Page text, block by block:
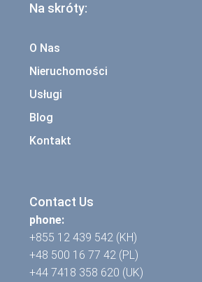
Na skróty:
O Nas
Nieruchomości
Usługi
Blog
Kontakt
Contact Us
phone:
+855 12 439 542 (KH)
+48 500 16 77 42 (PL)
+44 7418 358 620 (UK)